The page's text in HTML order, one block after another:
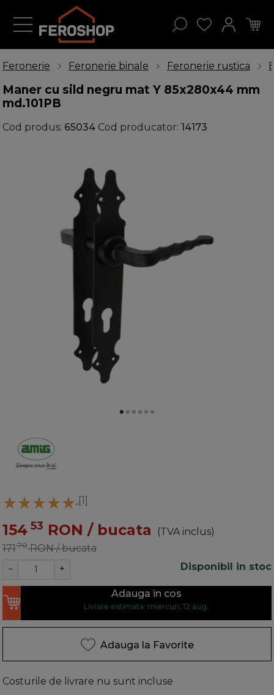
Feronerie Feronerie binale Feronerie rustica
Maner cu sild negru mat Y 85x280x44 mm
md.101PB
Cod produs: 65034 Cod producator: 14173
[1]
154 53 RON / bucata
(TVA inclus)
17170 RON / bucata
Disponibil in stoc
− +
Adauga in cos
Livrare estimata: miercuri, 12 aug.
Adauga la Favorite
Costurile de livrare nu sunt incluse